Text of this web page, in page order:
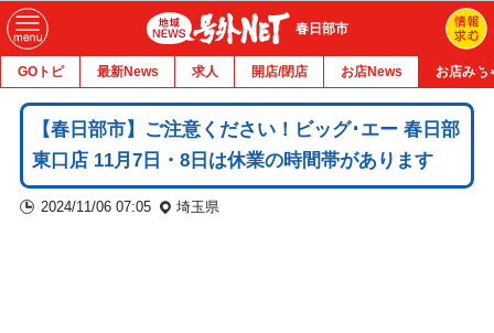
春日部市
GOトピ 最新News 求人 開店/閉店 お店News お店みち
【春日部市】ご注意ください！ビッグ･エー 春日部
東口店 11月7日・8日は休業の時間帯があります
2024/11/06 07:05 埼玉県